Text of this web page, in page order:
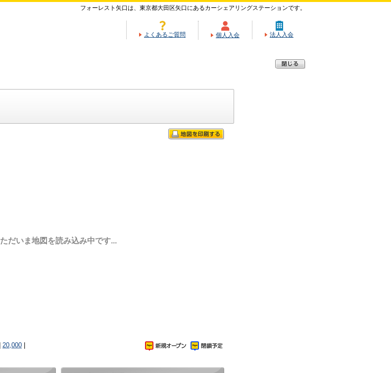
フォーレスト矢口は、東京都大田区矢口にあるカーシェアリングステーションです。
よくあるご質問 個人入会 法人入会
ただいま地図を読み込み中です...
20,000